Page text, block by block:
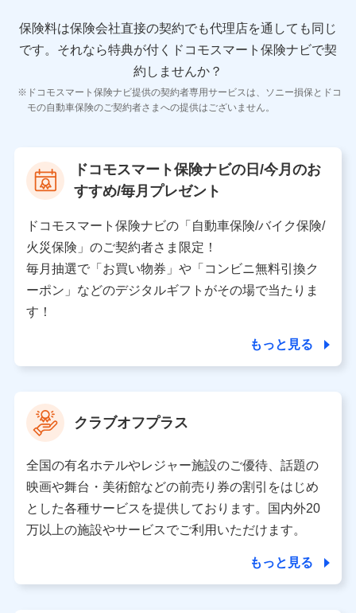
報、建物の構造や築年数などの情報、ペットの種類や年
齢などの情報などが含まれます。
【共同して利用する者の範囲】
当社
当社又は株式会社NTTドコモが提供する保険関連サービ
スにおけるユーザ登録受付および管理のため
を受けている保険会社・提携会社の保険その他に関する
情報を提供するため、また維持管理等の委託業務遂行の
ため、またそれらに付帯、関連する当社、株式会社NTT
ドコモおよび提携会社のサービスを案内、提供するため
（各サービスで取得したサービス利用履歴、ウェブサイ
トの閲覧履歴、購買履歴、ご契約内容等のパーソナルデ
ータを分析して、お客さまの趣味・嗜好・傾向に応じた
上記に係る案内・手続き・管理等付帯業務を行うため
【当該個人データの管理について責任を有する者の名称・住
所・代表者名】
当該個人データを取り扱う各共同利用者（詳細は次のとお
り）
東京都千代田区永田町2丁目11番1号 山王パークタワー
株式会社NTTドコモ 代表取締役社長 前田 義晃
東京都中央区日本橋人形町2-14-10 アーバンネット日本橋
ビル 3F
保険料は保険会社直接の契約でも代理店を通しても同じ
です。 それなら特典が付くドコモスマート保険ナビで契
約しませんか？
ドコモスマート保険ナビ提供の契約者専用サービスは、ソニー損保とドコ
モの自動車保険のご契約者さまへの提供はございません。
ドコモスマート保険ナビの日/今月のお
すすめ/毎月プレゼント
ドコモスマート保険ナビの「自動車保険/バイク保険/
火災保険」のご契約者さま限定！
毎月抽選で「お買い物券」や「コンビニ無料引換ク
ーポン」などのデジタルギフトがその場で当たりま
す！
もっと見る
クラブオフプラス
全国の有名ホテルやレジャー施設のご優待、話題の
映画や舞台・美術館などの前売り券の割引をはじめ
とした各種サービスを提供しております。国内外20
万以上の施設やサービスでご利用いただけます。
もっと見る